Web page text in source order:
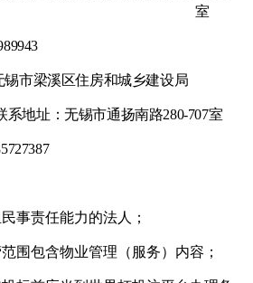
室
锡市梁溪区住房和城乡建设局
系地址：无锡市通扬南路280-707室
事责任能力的法人；
围包含物业管理（服务）内容；